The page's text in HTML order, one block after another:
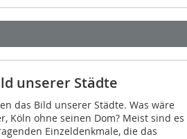
unserer Städte
das Bild unserer Städte. Was wäre
Köln ohne seinen Dom? Meist sind es
Einzeldenkmale, die das